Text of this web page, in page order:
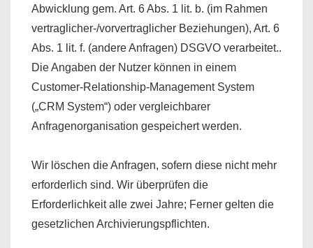
Abwicklung gem. Art. 6 Abs. 1 lit. b. (im Rahmen
vertraglicher-/vorvertraglicher Beziehungen), Art. 6
Abs. 1 lit. f. (andere Anfragen) DSGVO verarbeitet..
Die Angaben der Nutzer können in einem
Customer-Relationship-Management System
(„CRM System“) oder vergleichbarer
Anfragenorganisation gespeichert werden.
Wir löschen die Anfragen, sofern diese nicht mehr
erforderlich sind. Wir überprüfen die
Erforderlichkeit alle zwei Jahre; Ferner gelten die
gesetzlichen Archivierungspflichten.